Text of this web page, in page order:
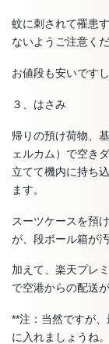
蚊に刺されて罹患
ないようご注意くだ
お値段も安いです
３、はさみ
帰りの預け荷物、
ェルカム）で空き
立てて機内に持ち
ます。
スーツケースを預
が、段ボール箱が
加えて、楽天プレ
で空港からの配送
**注：当然ですが
に入れましょうね。